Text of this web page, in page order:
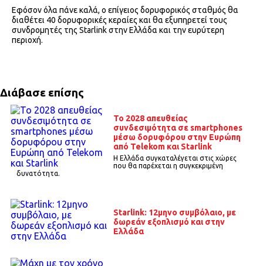
Εφόσον όλα πάνε καλά, ο επίγειος δορυφορικός σταθμός θα
διαθέτει 40 δορυφορικές κεραίες και θα εξυπηρετεί τους
συνδρομητές της Starlink στην Ελλάδα και την ευρύτερη
περιοχή.
Διάβασε επίσης
To 2028 απευθείας
συνδεσιμότητα σε smartphones
μέσω δορυφόρου στην Ευρώπη
από Telekom και Starlink
Η Ελλάδα συγκαταλέγεται στις χώρες
που θα παρέχεται η συγκεκριμένη
δυνατότητα.
Starlink: 12μηνο συμβόλαιο, με
δωρεάν εξοπλισμό και στην
Ελλάδα